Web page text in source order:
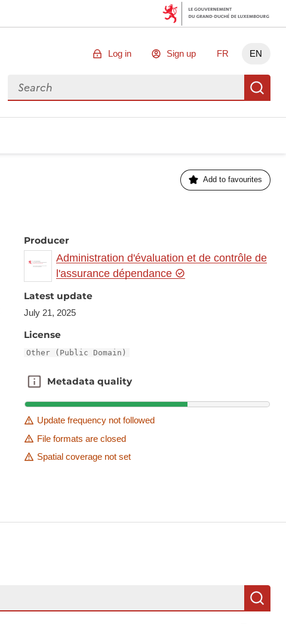
Log in Sign up FR EN
Search for data
Add to favourites
Producer
Administration d'évaluation et de contrôle de
l'assurance dépendance
Latest update
July 21, 2025
License
Other (Public Domain)
Metadata quality
Metadata quality
Update frequency not followed
File formats are closed
Spatial coverage not set